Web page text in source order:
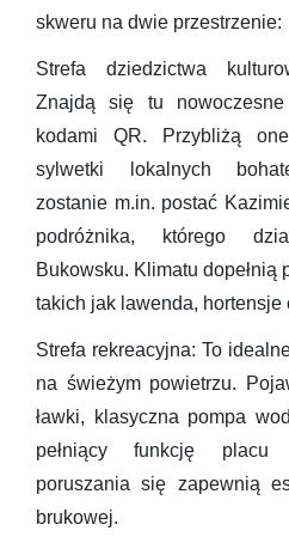
skweru na dwie przestrzenie:
Strefa dziedzictwa
Znajdą się tu
kodami QR. Przybliżą
sylwetki lokalnych
zostanie m.in. postać
podróżnika, którego
Bukowsku. Klimatu dopełnią
takich jak lawenda, hortensje
Strefa rekreacyjna: To
na świeżym powietrzu.
ławki, klasyczna pompa
pełniący funkcję placu
poruszania się zapewnią
brukowej.